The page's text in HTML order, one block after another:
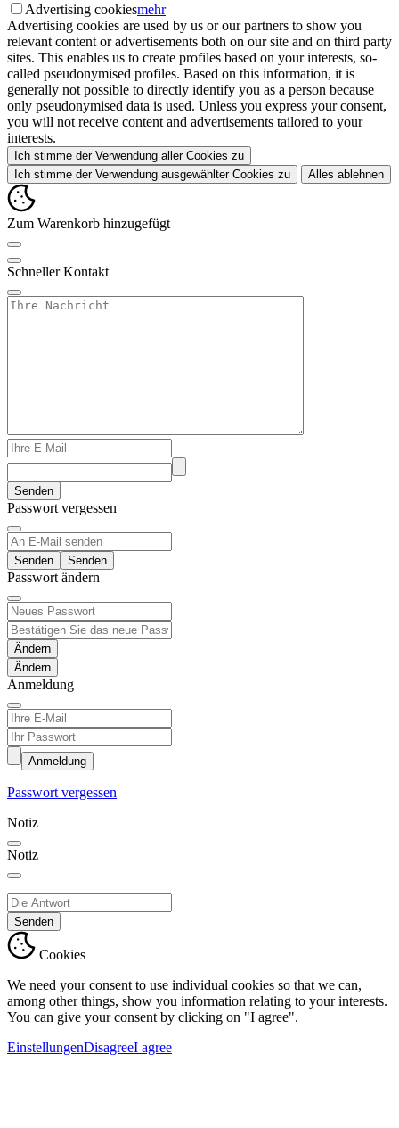
Advertising cookiesmehr
Advertising cookies are used by us or our partners to show you
relevant content or advertisements both on our site and on third party
sites. This enables us to create profiles based on your interests, so-
called pseudonymised profiles. Based on this information, it is
generally not possible to directly identify you as a person because
only pseudonymised data is used. Unless you express your consent,
you will not receive content and advertisements tailored to your
interests.
Ich stimme der Verwendung aller Cookies zu
Ich stimme der Verwendung ausgewählter Cookies zu
Alles ablehnen
Zum Warenkorb hinzugefügt
Schneller Kontakt
Senden
Passwort vergessen
Senden
Passwort ändern
Ändern
Anmeldung
Anmeldung
Passwort vergessen
Notiz
Notiz
Senden
Cookies
We need your consent to use individual cookies so that we can,
among other things, show you information relating to your interests.
You can give your consent by clicking on "I agree".
EinstellungenDisagreeI agree